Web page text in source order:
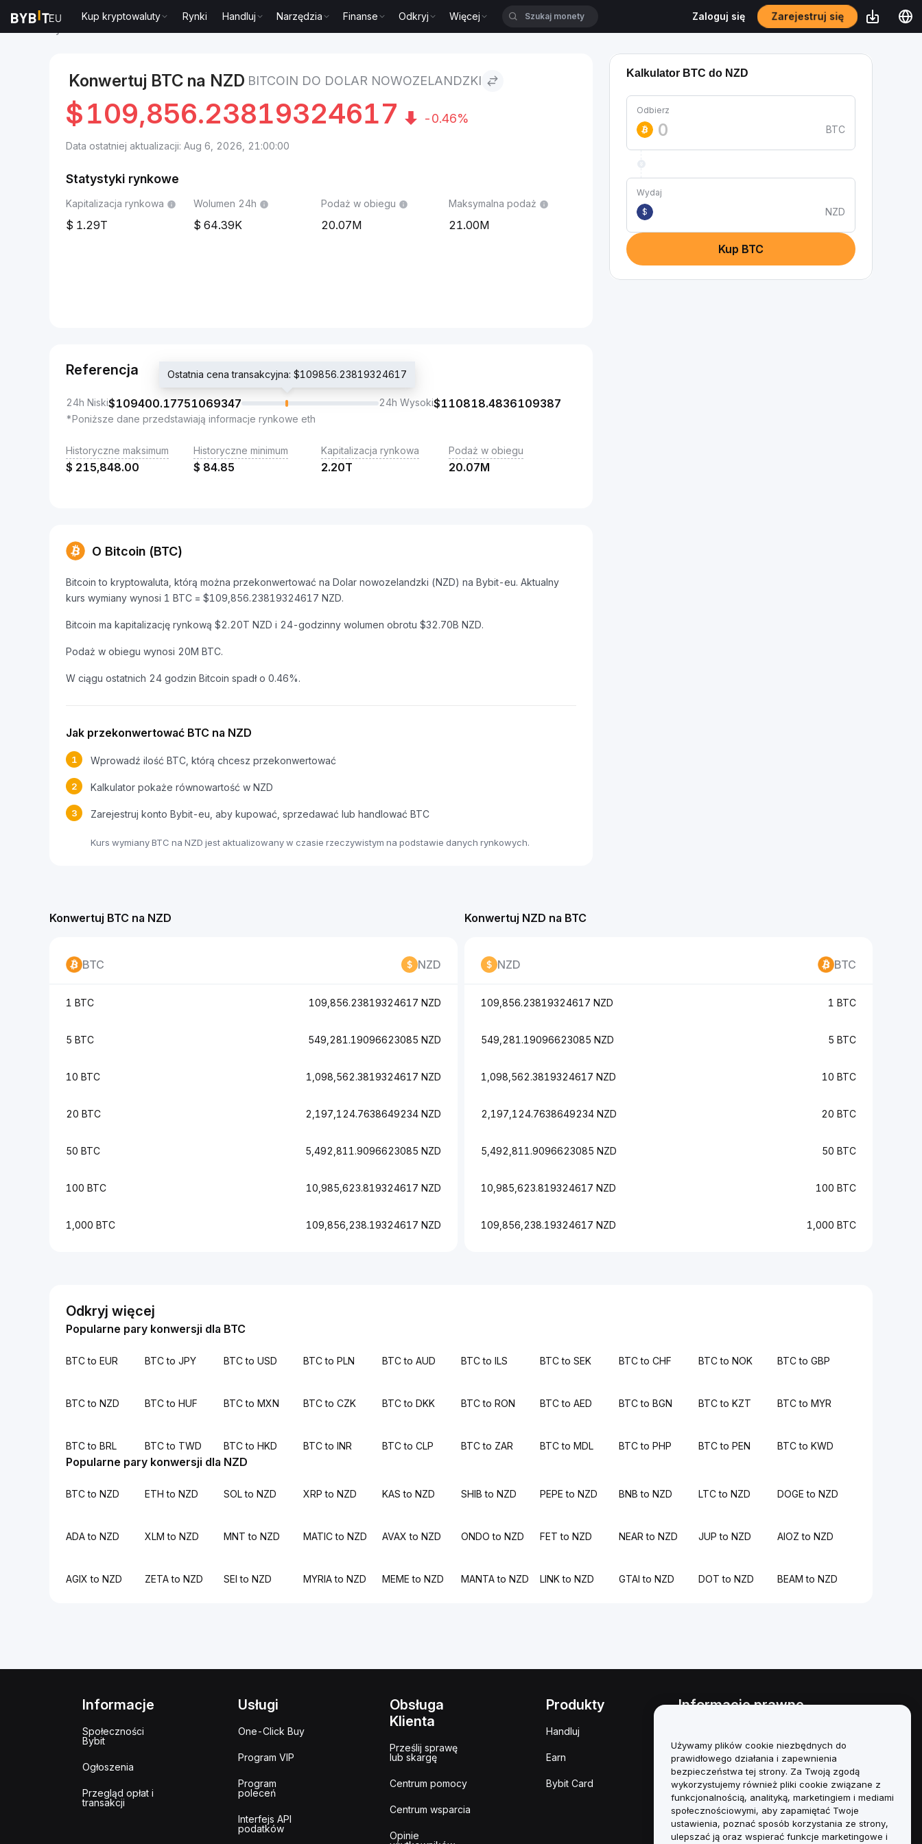
Kup kryptowaluty Rynki Handluj Narzędzia Finanse Odkryj Więcej Zaloguj się Zarejestruj się
Konwertuj BTC na NZD BITCOIN DO DOLAR NOWOZELANDZKI
$109,856.23819324617 -0.46%
Data ostatniej aktualizacji: Aug 6, 2026, 21:00:00
Statystyki rynkowe
Kapitalizacja rynkowa
1.29T
Wolumen 24h
64.39K
Podaż w obiegu
20.07M
Maksymalna podaż
21.00M
Referencja
24h Niski$109400.17751069347
Ostatnia cena transakcyjna: $109856.23819324617
24h Wysoki$110818.4836109387
*Poniższe dane przedstawiają informacje rynkowe eth
Historyczne maksimum
$ 215,848.00
Historyczne minimum
$ 84.85
Kapitalizacja rynkowa
2.20T
Podaż w obiegu
20.07M
O Bitcoin (BTC)
Bitcoin to kryptowaluta, którą można przekonwertować na Dolar nowozelandzki (NZD) na Bybit-eu. Aktualny
kurs wymiany wynosi 1 BTC = $109,856.23819324617 NZD.
Bitcoin ma kapitalizację rynkową $2.20T NZD i 24-godzinny wolumen obrotu $32.70B NZD.
Podaż w obiegu wynosi 20M BTC.
W ciągu ostatnich 24 godzin Bitcoin spadł o 0.46%.
Jak przekonwertować BTC na NZD
1 Wprowadź ilość BTC, którą chcesz przekonwertować
2 Kalkulator pokaże równowartość w NZD
3 Zarejestruj konto Bybit-eu, aby kupować, sprzedawać lub handlować BTC
Kurs wymiany BTC na NZD jest aktualizowany w czasie rzeczywistym na podstawie danych rynkowych.
Kalkulator BTC do NZD
Odbierz
BTC
Wydaj
$
NZD
Kup BTC
Konwertuj BTC na NZD
BTC NZD
1 BTC 109,856.23819324617 NZD
5 BTC 549,281.19096623085 NZD
10 BTC 1,098,562.3819324617 NZD
20 BTC 2,197,124.7638649234 NZD
50 BTC 5,492,811.9096623085 NZD
100 BTC 10,985,623.819324617 NZD
1,000 BTC 109,856,238.19324617 NZD
Konwertuj NZD na BTC
NZD BTC
109,856.23819324617 NZD 1 BTC
549,281.19096623085 NZD 5 BTC
1,098,562.3819324617 NZD 10 BTC
2,197,124.7638649234 NZD 20 BTC
5,492,811.9096623085 NZD 50 BTC
10,985,623.819324617 NZD 100 BTC
109,856,238.19324617 NZD 1,000 BTC
Odkryj więcej
Popularne pary konwersji dla BTC
BTC to EUR BTC to JPY BTC to USD BTC to PLN BTC to AUD BTC to ILS BTC to SEK BTC to CHF BTC to NOK BTC to GBP
BTC to NZD BTC to HUF BTC to MXN BTC to CZK BTC to DKK BTC to RON BTC to AED BTC to BGN BTC to KZT BTC to MYR
BTC to BRL BTC to TWD BTC to HKD BTC to INR BTC to CLP BTC to ZAR BTC to MDL BTC to PHP BTC to PEN BTC to KWD
Popularne pary konwersji dla NZD
BTC to NZD ETH to NZD SOL to NZD XRP to NZD KAS to NZD SHIB to NZD PEPE to NZD BNB to NZD LTC to NZD DOGE to NZD
ADA to NZD XLM to NZD MNT to NZD MATIC to NZD AVAX to NZD ONDO to NZD FET to NZD NEAR to NZD JUP to NZD AIOZ to NZD
AGIX to NZD ZETA to NZD SEI to NZD MYRIA to NZD MEME to NZD MANTA to NZD LINK to NZD GTAI to NZD DOT to NZD BEAM to NZD
Informacje
Społeczności
Bybit
Ogłoszenia
Przegląd opłat i
transakcji
Usługi
One-Click Buy
Program VIP
Program
poleceń
Interfejs API
podatków
Obsługa
Klienta
Prześlij sprawę
lub skargę
Centrum pomocy
Centrum wsparcia
Opinie
Produkty
Handluj
Earn
Bybit Card
Informacje prawne
interesów
Podsumowanie polityki
powiernictwa i zarządzania
Informacje ESG
Biuletyny informacyjne
kryptoaktywów
Używamy plików cookie niezbędnych do
prawidłowego działania i zapewnienia
bezpieczeństwa tej strony. Za Twoją zgodą
wykorzystujemy również pliki cookie związane z
funkcjonalnością, analityką, marketingiem i mediami
społecznościowymi, aby zapamiętać Twoje
ustawienia, poznać sposób korzystania ze strony,
ulepszać ją oraz wspierać funkcje marketingowe i